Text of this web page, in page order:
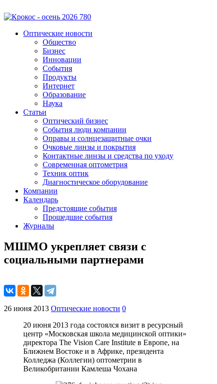
Оптические новости
Общество
Бизнес
Инновации
События
Продукты
Интернет
Образование
Наука
Статьи
Оптический бизнес
События люди компании
Оправы и солнцезащитные очки
Очковые линзы и покрытия
Контактные линзы и средства по уходу
Современная оптометрия
Техник оптик
Диагностическое оборудование
Компании
Календарь
Предстоящие события
Прошедшие события
Журналы
МШМО укрепляет связи с
социальными партнерами
26 июня 2013 Оптические новости 0
20 июня 2013 года состоялся визит в ресурсный
центр «Московская школа медицинской оптики»
директора The Vision Care Institute в Европе, на
Ближнем Востоке и в Африке, президента
Колледжа (Коллегии) оптометрии в
Великобритании Камлеша Чохана